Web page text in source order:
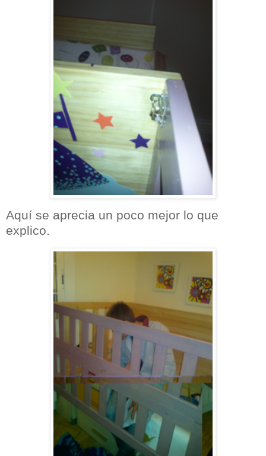
Aquí se aprecia un poco mejor lo que
explico.